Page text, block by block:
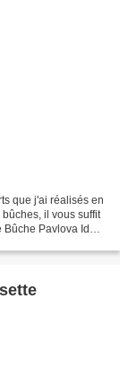
que j'ai réalisés en
il vous suffit
Pavlova Idée